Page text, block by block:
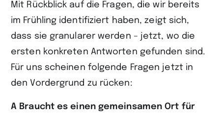
Mit Rückblick auf die Fragen, die wir bereits
im Frühling identifiziert haben, zeigt sich,
dass sie granularer werden – jetzt, wo die
ersten konkreten Antworten gefunden sind.
Für uns scheinen folgende Fragen jetzt in
den Vordergrund zu rücken:
A Braucht es einen gemeinsamen Ort für